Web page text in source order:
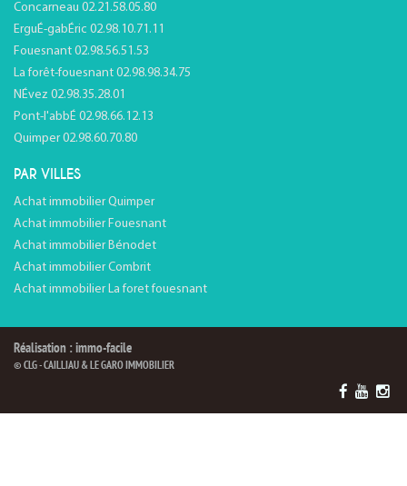
Concarneau 02.21.58.05.80
ErguÉ-gabÉric 02.98.10.71.11
Fouesnant 02.98.56.51.53
La forêt-fouesnant 02.98.98.34.75
NÉvez 02.98.35.28.01
Pont-l'abbÉ 02.98.66.12.13
Quimper 02.98.60.70.80
PAR VILLES
Achat immobilier Quimper
Achat immobilier Fouesnant
Achat immobilier Bénodet
Achat immobilier Combrit
Achat immobilier La foret fouesnant
Réalisation : immo-facile
© CLG - CAILLIAU & LE GARO IMMOBILIER